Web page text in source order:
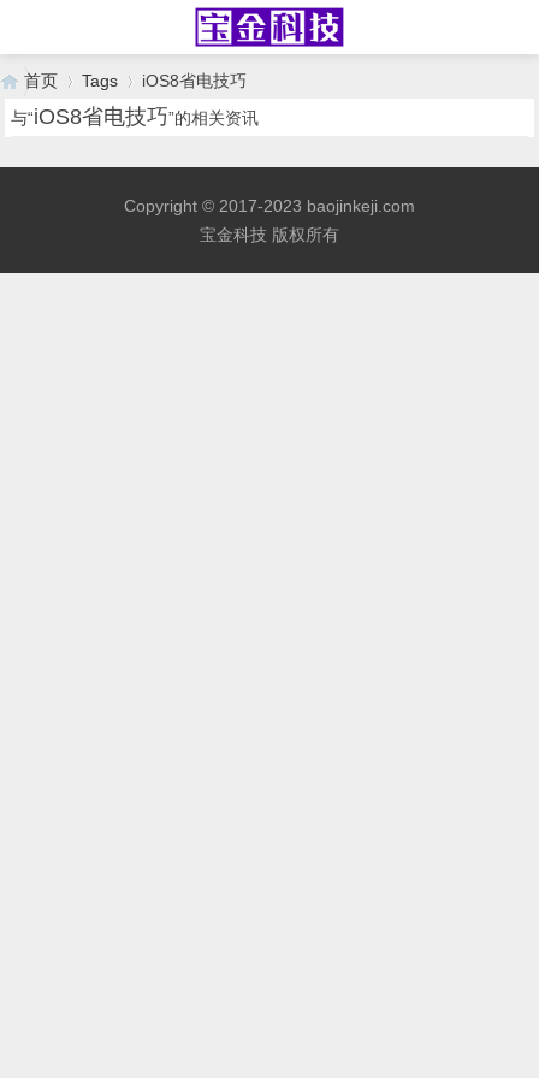
首页 Tags
iOS8省电技巧
与“iOS8省电技巧”的相关资讯
Copyright © 2017-2023 baojinkeji.com
宝金科技 版权所有